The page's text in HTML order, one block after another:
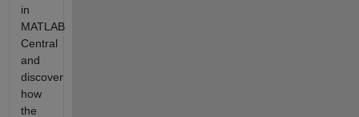
in
MATLAB
Central
and
discover
how
the